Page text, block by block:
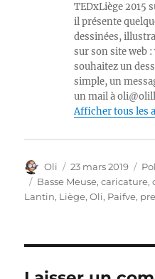
TEDxLiège 2015
il présente
dessinées,
sur son site web
souhaitez un
simple, un
un mail à
Afficher tous les
Auteur
Oli
Publié
le
23 mars 2019
Étiquettes
Basse Meuse,caricature,
Lantin, Liège,Oli, Paifve,